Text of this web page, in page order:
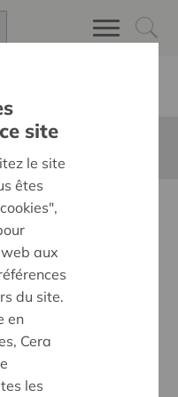
bienveillants pour
site
le site
êtes
aux
du site.
en
Cera
les